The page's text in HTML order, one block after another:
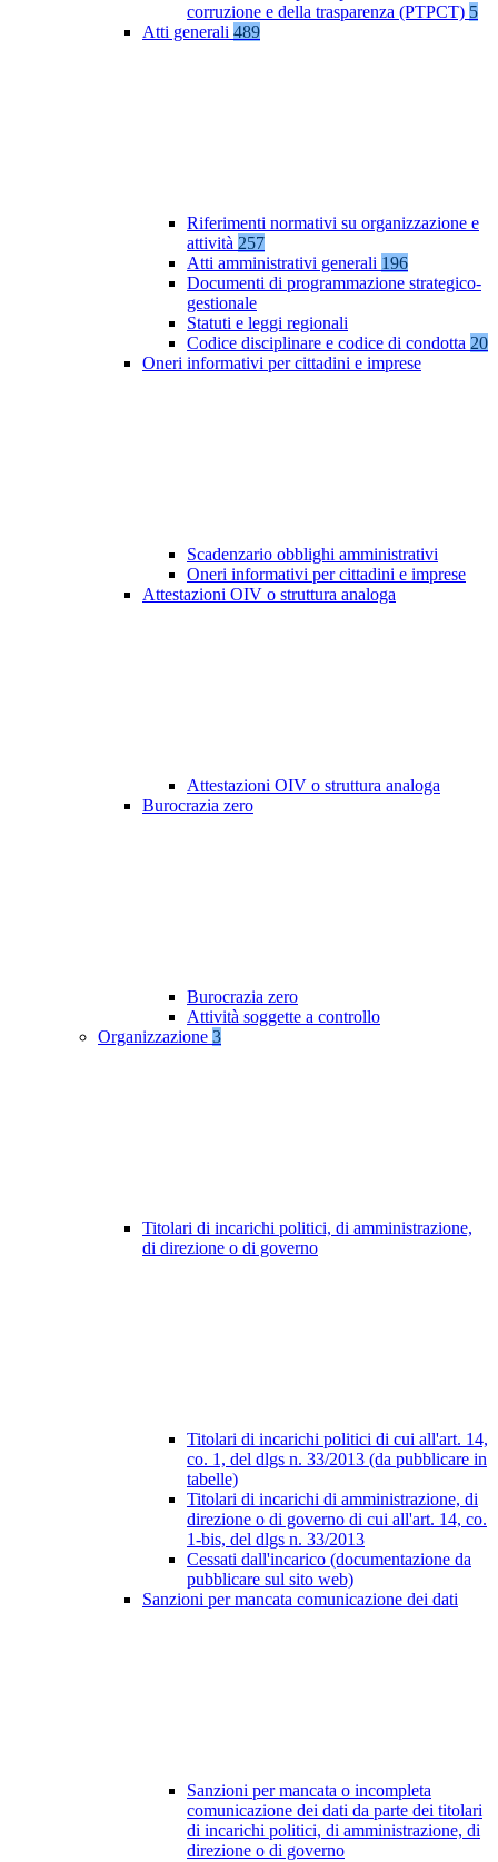
corruzione e della trasparenza (PTPCT) 5
Atti generali 489
Riferimenti normativi su organizzazione e
attività 257
Atti amministrativi generali 196
Documenti di programmazione strategico-
gestionale
Statuti e leggi regionali
Codice disciplinare e codice di condotta 20
Oneri informativi per cittadini e imprese
Scadenzario obblighi amministrativi
Oneri informativi per cittadini e imprese
Attestazioni OIV o struttura analoga
Attestazioni OIV o struttura analoga
Burocrazia zero
Burocrazia zero
Attività soggette a controllo
Organizzazione 3
Titolari di incarichi politici, di amministrazione,
di direzione o di governo
Titolari di incarichi politici di cui all'art. 14,
co. 1, del dlgs n. 33/2013 (da pubblicare in
tabelle)
Titolari di incarichi di amministrazione, di
direzione o di governo di cui all'art. 14, co.
1-bis, del dlgs n. 33/2013
Cessati dall'incarico (documentazione da
pubblicare sul sito web)
Sanzioni per mancata comunicazione dei dati
Sanzioni per mancata o incompleta
comunicazione dei dati da parte dei titolari
di incarichi politici, di amministrazione, di
direzione o di governo